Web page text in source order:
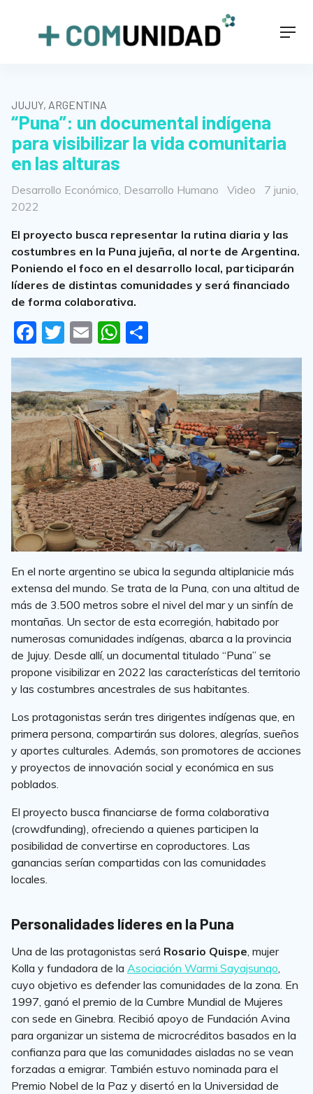
+COMUNIDAD
JUJUY, ARGENTINA
“Puna”: un documental indígena
para visibilizar la vida comunitaria
en las alturas
Categorías
Desarrollo Económico, Desarrollo Humano Format
Video
Posted
7 junio,
2022
El proyecto busca representar la rutina diaria y las
costumbres en la Puna jujeña, al norte de Argentina.
Poniendo el foco en el desarrollo local, participarán
líderes de distintas comunidades y será financiado
de forma colaborativa.
F
a
c
e
b
o
o
k
T
w
it
te
r
E
m
ai
l
W
h
at
s
A
p
p
h
ar
e
En el norte argentino se ubica la segunda altiplanicie más
extensa del mundo. Se trata de la Puna, con una altitud de
más de 3.500 metros sobre el nivel del mar y un sinfín de
montañas. Un sector de esta ecorregión, habitado por
numerosas comunidades indígenas, abarca a la provincia
de Jujuy. Desde allí, un documental titulado “Puna” se
propone visibilizar en 2022 las características del territorio
y las costumbres ancestrales de sus habitantes.
Los protagonistas serán tres dirigentes indígenas que, en
primera persona, compartirán sus dolores, alegrías, sueños
y aportes culturales. Además, son promotores de acciones
y proyectos de innovación social y económica en sus
poblados.
El proyecto busca financiarse de forma colaborativa
(crowdfunding), ofreciendo a quienes participen la
posibilidad de convertirse en coproductores. Las
ganancias serían compartidas con las comunidades
locales.
Personalidades líderes en la Puna
Una de las protagonistas será Rosario Quispe, mujer
Kolla y fundadora de la Asociación Warmi Sayajsunqo,
cuyo objetivo es defender las comunidades de la zona. En
1997, ganó el premio de la Cumbre Mundial de Mujeres
con sede en Ginebra. Recibió apoyo de Fundación Avina
para organizar un sistema de microcréditos basados en la
confianza para que las comunidades aisladas no se vean
forzadas a emigrar. También estuvo nominada para el
Premio Nobel de la Paz y disertó en la Universidad de